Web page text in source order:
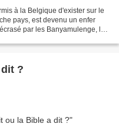
à la Belgique d'exister sur le
pays, est devenu un enfer
par les Banyamulenge, les
?